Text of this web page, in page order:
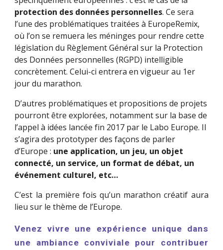
protection des données personnelles. Ce sera
l’une des problématiques traitées à EuropeRemix,
où l’on se remuera les méninges pour rendre cette
législation du Règlement Général sur la Protection
des Données personnelles (RGPD) intelligible
concrètement. Celui-ci entrera en vigueur au 1er
jour du marathon.
D’autres problématiques et propositions de projets
pourront être explorées, notamment sur la base de
l’appel à idées lancée fin 2017 par le Labo Europe. Il
s’agira des prototyper des façons de parler
d’Europe : une application, un jeu, un objet
connecté, un service, un format de débat, un
événement culturel, etc…
C’est la première fois qu’un marathon créatif aura
lieu sur le thème de l’Europe.
Venez vivre une expérience unique dans
une ambiance conviviale pour contribuer